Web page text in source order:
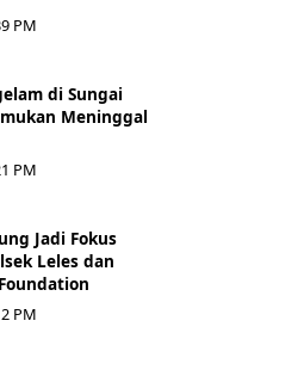
PM
di Sungai
Meninggal
PM
Jadi Fokus
Leles dan
PM